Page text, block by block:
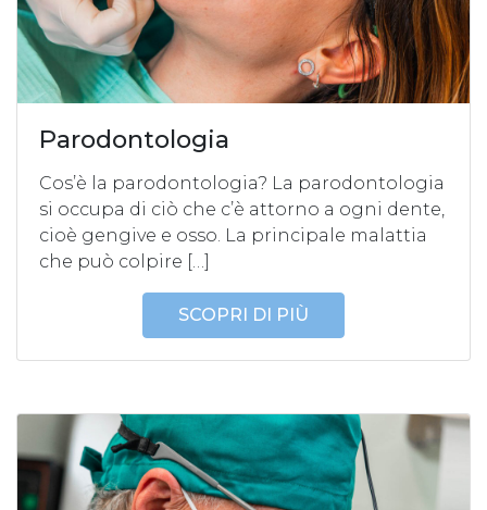
Parodontologia
Cos’è la parodontologia? La parodontologia
si occupa di ciò che c’è attorno a ogni dente,
cioè gengive e osso. La principale malattia
che può colpire […]
SCOPRI DI PIÙ